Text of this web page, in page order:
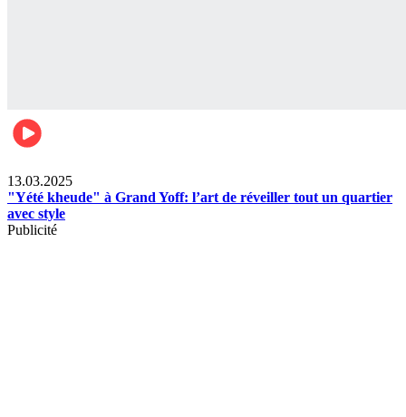
13.03.2025
"Yété kheude" à Grand Yoff: l’art de réveiller tout un quartier
avec style
Publicité